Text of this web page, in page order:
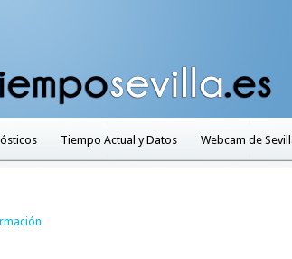
Tiempo Actual y Datos Webcam de